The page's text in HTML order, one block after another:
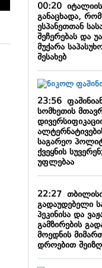
00:20იტალიის
განაცხადა,
ესპანეთთან
შეჩერებას და
მუქარა
შესახებ
23:56
სომხეთის
საგარეო
ქვეყნის
უფლებაა
22:27
გადაუდებელი
პეკინისა და
გამზირების
მოედნის
დროებით